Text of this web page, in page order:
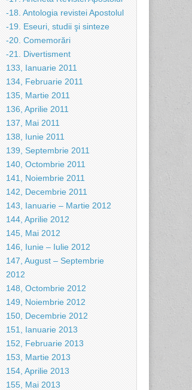
-18. Antologia revistei Apostolul
-19. Eseuri, studii şi sinteze
-20. Comemorări
-21. Divertisment
133, Ianuarie 2011
134, Februarie 2011
135, Martie 2011
136, Aprilie 2011
137, Mai 2011
138, Iunie 2011
139, Septembrie 2011
140, Octombrie 2011
141, Noiembrie 2011
142, Decembrie 2011
143, Ianuarie – Martie 2012
144, Aprilie 2012
145, Mai 2012
146, Iunie – Iulie 2012
147, August – Septembrie
2012
148, Octombrie 2012
149, Noiembrie 2012
150, Decembrie 2012
151, Ianuarie 2013
152, Februarie 2013
153, Martie 2013
154, Aprilie 2013
155, Mai 2013